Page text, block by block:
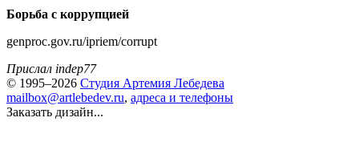
Борьба с коррупцией
genproc.gov.ru/ipriem/corrupt
Прислал indep77
© 1995–2026 Студия Артемия Лебедева
mailbox@artlebedev.ru, адреса и телефоны
Заказать дизайн...